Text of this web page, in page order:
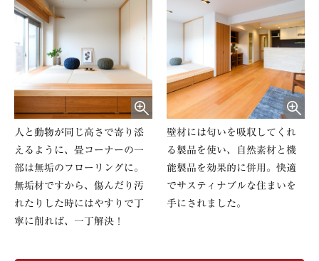
人と動物が同じ高さで寄り添
えるように、畳コーナーの一
部は無垢のフローリングに。
無垢材ですから、傷んだり汚
れたりした時にはやすりで丁
寧に削れば、一丁解決！
壁材には匂いを吸収してくれ
る製品を使い、自然素材と機
能製品を効果的に併用。快適
でサスティナブルな住まいを
手にされました。